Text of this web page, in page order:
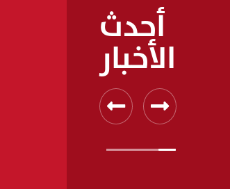
أحدث
الأخبار